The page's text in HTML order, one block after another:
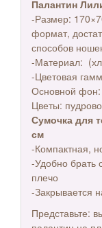
Палантин
-Размер:
формат,
способов
-Материал:
-Цветовая
Основной фон:
Цветы:
Сумочка для
см
-Компактная,
-Удобно брать
плечо
-Закрывается
Представьте: